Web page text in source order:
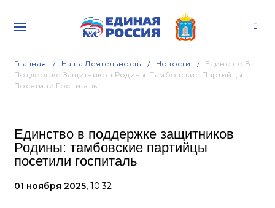
Главная Наша Деятельность Новости
Единство В
Поддержке Защитников Родины: Тамбовские Партийцы
Посетили Госпиталь
Единство в поддержке защитников
Родины: тамбовские партийцы
посетили госпиталь
01 ноября 2025, 10:32